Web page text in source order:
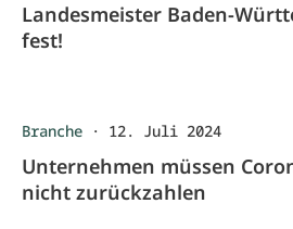
Landesmeister Baden-
fest!
Branche · 12. Juli 2024
Unternehmen müssen
nicht zurückzahlen